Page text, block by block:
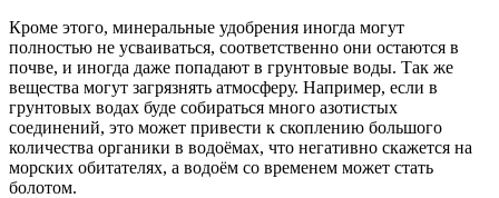
Кроме этого, минеральные удобрения иногда могут
полностью не усваиваться, соответственно они остаются в
почве, и иногда даже попадают в грунтовые воды. Так же
вещества могут загрязнять атмосферу. Например, если в
грунтовых водах буде собираться много азотистых
соединений, это может привести к скоплению большого
количества органики в водоёмах, что негативно скажется на
морских обитателях, а водоём со временем может стать
болотом.